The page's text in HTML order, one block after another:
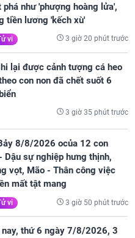
phá như 'phượng hoàng lửa',
tiền lương 'kếch xù'
vi 3 giờ 20 phút trước
lại được cảnh tượng cá heo
con non đã chết suốt 6
3 giờ 35 phút trước
8/8/2026 ocủa 12 con
Dậu sự nghiệp hưng thịnh,
vọt, Mão - Thân công việc
mất tật mang
vi 3 giờ 50 phút trước
thứ 6 ngày 7/8/2026, 3